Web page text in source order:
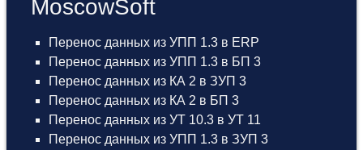
MoscowSoft
Перенос данных из УПП 1.3 в ERP
Перенос данных из УПП 1.3 в БП 3
Перенос данных из КА 2 в ЗУП 3
Перенос данных из КА 2 в БП 3
Перенос данных из УТ 10.3 в УТ 11
Перенос данных из УПП 1.3 в ЗУП 3